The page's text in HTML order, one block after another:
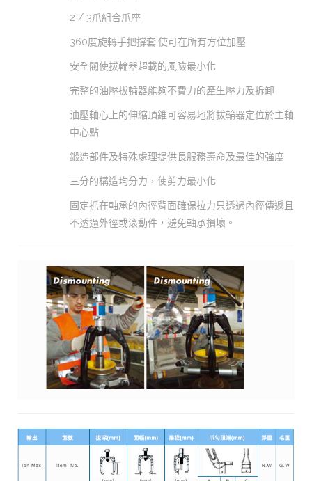
2 / 3爪組合爪座
360度旋轉手把撐套,使可在所有方位加壓
安全閥使拔輪器超載的風險最小化
完整的油壓拔輪器能夠不費力的產生壓力及拆卸
油壓軸心上的伸縮頂錐可容易地將拔輪器定位於主軸
中心點
鍛造部件及特殊處理提供長服務壽命及最佳的強度
三分的構造均分力，使剪力最小化
固定抓在軸承的內徑背面確保拉力只透過內徑傳遞且
不透過外徑或滾動件，避免軸承損壞。